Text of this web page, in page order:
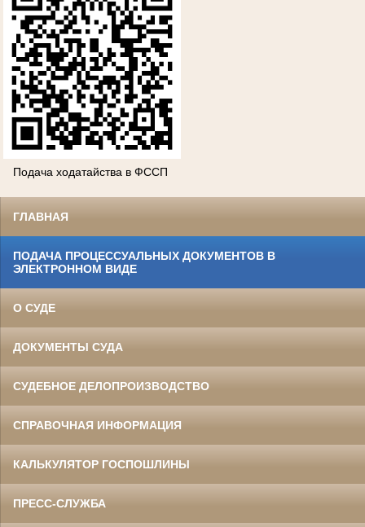
Подача ходатайства в ФССП
ГЛАВНАЯ
ПОДАЧА ПРОЦЕССУАЛЬНЫХ ДОКУМЕНТОВ В
ЭЛЕКТРОННОМ ВИДЕ
О СУДЕ
ДОКУМЕНТЫ СУДА
СУДЕБНОЕ ДЕЛОПРОИЗВОДСТВО
СПРАВОЧНАЯ ИНФОРМАЦИЯ
КАЛЬКУЛЯТОР ГОСПОШЛИНЫ
ПРЕСС-СЛУЖБА